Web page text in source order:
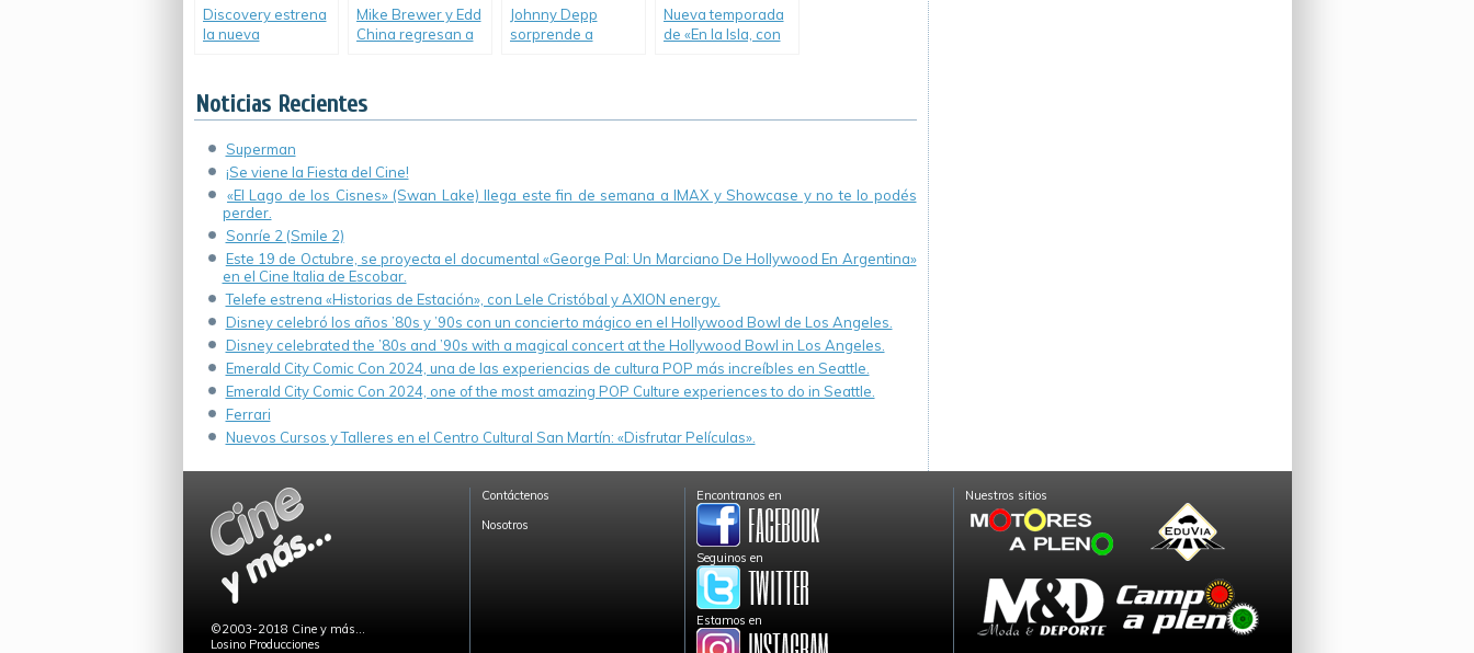
Discovery estrena
la nueva
Ruedas».
Mike Brewer y Edd
China regresan a
Johnny Depp
sorprende a
Nueva temporada
de «En la Isla, con
Noticias Recientes
Superman
¡Se viene la Fiesta del Cine!
«El Lago de los Cisnes» (Swan Lake) llega este fin de semana a IMAX y Showcase y no te lo podés
perder.
Sonríe 2 (Smile 2)
Este 19 de Octubre, se proyecta el documental «George Pal: Un Marciano De Hollywood En Argentina»
en el Cine Italia de Escobar.
Telefe estrena «Historias de Estación», con Lele Cristóbal y AXION energy.
Disney celebró los años ’80s y ’90s con un concierto mágico en el Hollywood Bowl de Los Angeles.
Disney celebrated the ’80s and ’90s with a magical concert at the Hollywood Bowl in Los Angeles.
Emerald City Comic Con 2024, una de las experiencias de cultura POP más increíbles en Seattle.
Emerald City Comic Con 2024, one of the most amazing POP Culture experiences to do in Seattle.
Ferrari
Nuevos Cursos y Talleres en el Centro Cultural San Martín: «Disfrutar Películas».
©2003-2018 Cine y más...
Losino Producciones
Contáctenos
Nosotros
Encontranos en
Seguinos en
Estamos en
Nuestros sitios